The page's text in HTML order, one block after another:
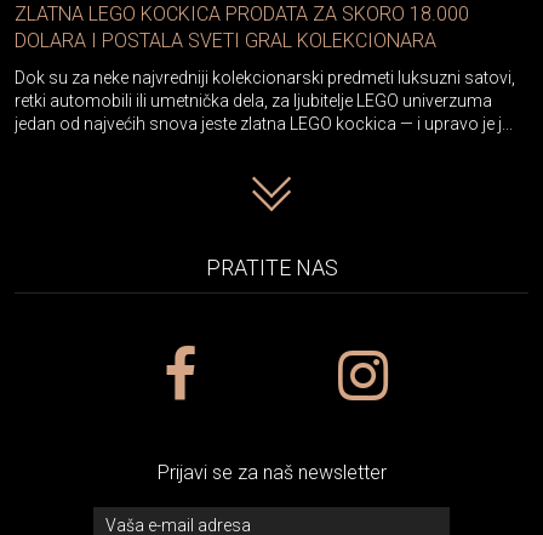
ZLATNA LEGO KOCKICA PRODATA ZA SKORO 18.000
DOLARA I POSTALA SVETI GRAL KOLEKCIONARA
Dok su za neke najvredniji kolekcionarski predmeti luksuzni satovi,
retki automobili ili umetnička dela, za ljubitelje LEGO univerzuma
jedan od najvećih snova jeste zlatna LEGO kockica — i upravo je j...
PRATITE NAS
Prijavi se za naš newsletter